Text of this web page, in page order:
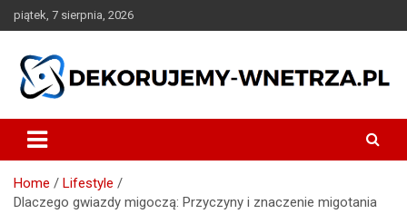
Skip
to
piątek, 7 sierpnia, 2026
dekorujemy-wnetrza.pl
Home
Lifestyle
Dlaczego gwiazdy migoczą: Przyczyny i znaczenie migotania